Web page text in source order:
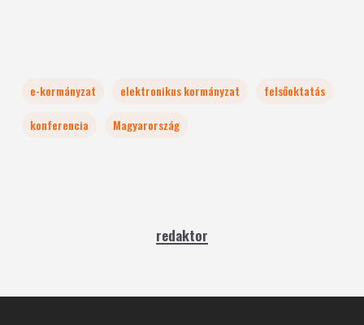
e-kormányzat elektronikus kormányzat
felsőoktatás
konferencia
Magyarország
redaktor